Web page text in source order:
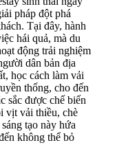
pháp đột phá
Tại đây, hành
hái quả, mà du
động trải nghiệm
dân bản địa
học cách làm vải
thống, cho đến
sắc được chế biến
vịt vải thiều, chè
tạo này hứa
không thể bỏ